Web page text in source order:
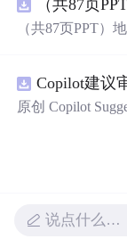
建立固定样本、
率、覆盖率与效
图、README、
适合开发者进行
18+可直接运行
（共87页PPT）
原创 Copilot
例、HTML/
说点什么…